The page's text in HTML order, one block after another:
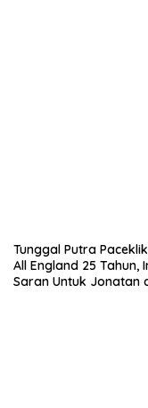
Tunggal Putra
All England 25 Tahun,
Saran Untuk Jonatan